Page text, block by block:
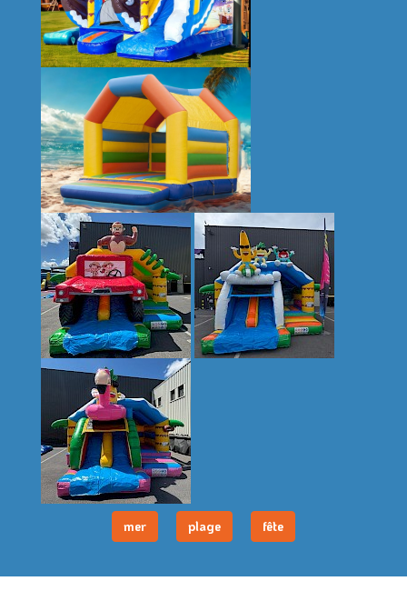
mer plage fête